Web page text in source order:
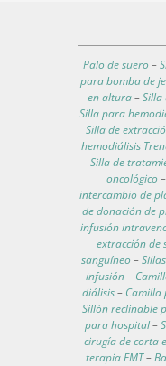
Palo de suero –
para bomba de
en altura–Silla
Silla para
Silla de
hemodiálisis
Silla de
oncológico
intercambio de
de donación de
infusión
extracción de
sanguíneo –
infusión–
diálisis– Camilla
Sillón reclinable
para hospital–
cirugía de corta
terapia EMT–